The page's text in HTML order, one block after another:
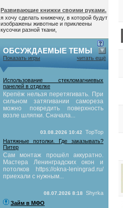
Развивающие книжки своими руками.
я хочу сделать книжечку, в которой будут
изображены животные и приклеены
кусочки разной ткани,
ОБСУЖДАЕМЫЕ ТЕМЫ
Показать игры читать ещё
Использование стекломагниевых
панелей в отделке
Крепёж нельзя перетягивать. При
сильном затягивании самореза
можно повредить поверхность
возле шляпки. Сначала...
03.08.2026 10:42
TopTop
Натяжные потолки. Где заказывать?
Питер
Сам монтаж прошёл аккуратно.
Мастера Ленинградских окон и
потолков https://okna-leningrad.ru/
приехали с нужным...
08.07.2026 8:18
Shyrka
Займ в МФО